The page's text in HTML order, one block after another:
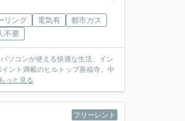
リング 電気有
都市ガス
不要
ソコンが使える快適な生活、イン
ント満載のヒルトップ善福寺。中
もっと見る
フリーレント